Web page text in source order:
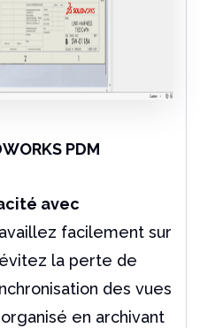
PDM
avec
facilement sur
la perte de
des vues
en archivant